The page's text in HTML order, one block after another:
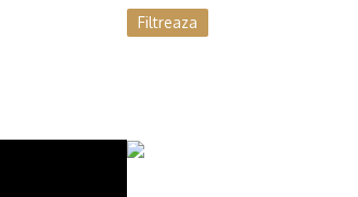
Filtreaza